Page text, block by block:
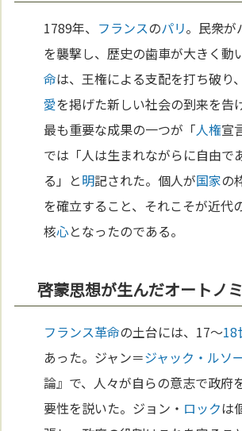
1789年、 フランスのパリ。民衆が
を襲撃し、歴史の歯車が大きく動
命は、王権による支配を打ち破り
愛を掲げた新しい社会の到来を告
最も重要な成果の一つが「人権宣
では「人は生まれながらに自由で
る」と明記された。個人が国家の
を確立すること、それこそが近代
核心となったのである。
啓蒙思想が生んだオートノ
フランス革命の土台には、17〜18
あった。ジャン＝ジャック・ルソ
論』で、人々が自らの意志で政府
要性を説いた。ジョン・ ロックは